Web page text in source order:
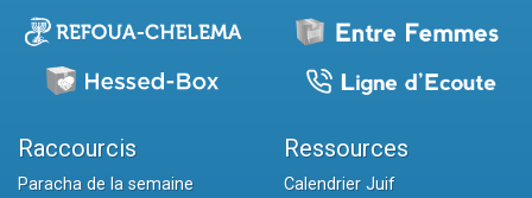
Raccourcis
Paracha de la semaine
Ressources
Calendrier Juif